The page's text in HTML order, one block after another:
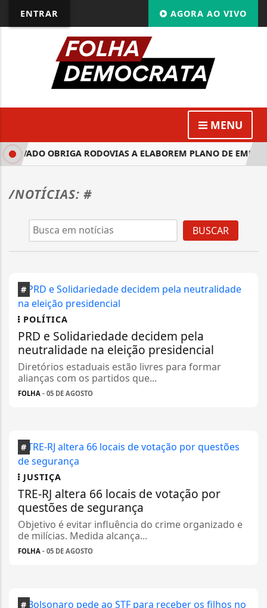
ENTRAR AGORA AO VIVO
MENU
OBRIGA RODOVIAS A ELABOREM PLANO DE
/NOTÍCIAS: #
BUSCAR
#
POLÍTICA
PRD e Solidariedade decidem pela
neutralidade na eleição presidencial
Diretórios estaduais estão livres para formar
alianças com os partidos que...
FOLHA - 05 DE AGOSTO
#
JUSTIÇA
TRE-RJ altera 66 locais de votação por
questões de segurança
Objetivo é evitar influência do crime organizado e
de milícias. Medida alcança...
FOLHA - 05 DE AGOSTO
#